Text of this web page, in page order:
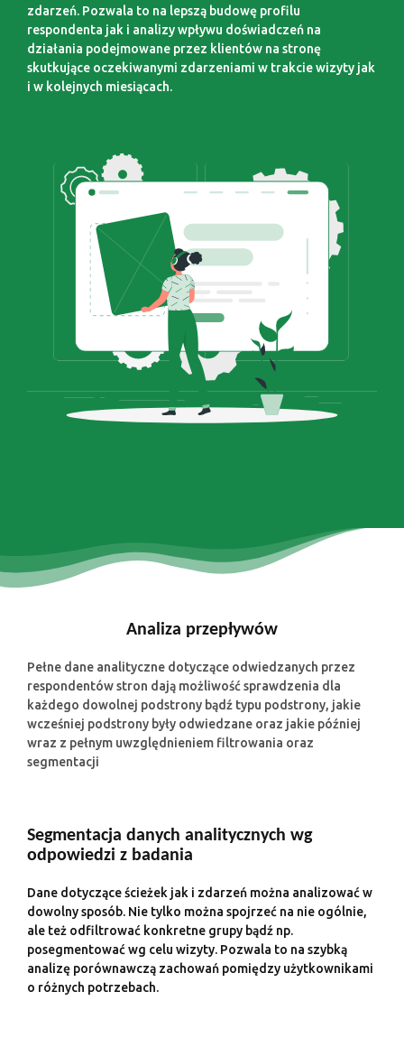
zdarzeń. Pozwala to na lepszą budowę profilu
respondenta jak i analizy wpływu doświadczeń na
działania podejmowane przez klientów na stronę
skutkujące oczekiwanymi zdarzeniami w trakcie wizyty jak
i w kolejnych miesiącach.
Analiza przepływów
Pełne dane analityczne dotyczące odwiedzanych przez
respondentów stron dają możliwość sprawdzenia dla
każdego dowolnej podstrony bądź typu podstrony, jakie
wcześniej podstrony były odwiedzane oraz jakie później
wraz z pełnym uwzględnieniem filtrowania oraz
segmentacji
Segmentacja danych analitycznych wg
odpowiedzi z badania
Dane dotyczące ścieżek jak i zdarzeń można analizować w
dowolny sposób. Nie tylko można spojrzeć na nie ogólnie,
ale też odfiltrować konkretne grupy bądź np.
posegmentować wg celu wizyty. Pozwala to na szybką
analizę porównawczą zachowań pomiędzy użytkownikami
o różnych potrzebach.